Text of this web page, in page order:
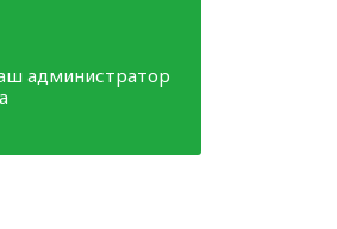
администратор